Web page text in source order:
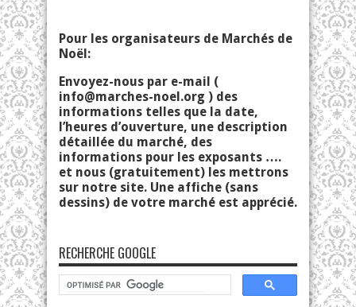
Pour les organisateurs de Marchés de
Noël:
Envoyez-nous par e-mail (
info@marches-noel.org ) des
informations telles que la date,
l’heures d’ouverture, une description
détaillée du marché, des
informations pour les exposants ….
et nous (gratuitement) les mettrons
sur notre site. Une affiche (sans
dessins) de votre marché est apprécié.
RECHERCHE GOOGLE